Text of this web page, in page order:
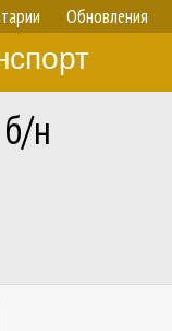
Обновления
н